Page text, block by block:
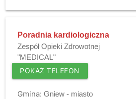
Poradnia kardiologiczna
Zespół Opieki Zdrowotnej
"MEDICAL"
POKAŻ TELEFON
Gmina: Gniew - miasto